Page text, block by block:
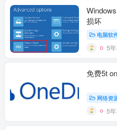
损坏
电脑软
5
免费5t
网络资
5